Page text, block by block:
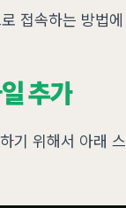
접속하는 방법
추가
기 위해서 아래